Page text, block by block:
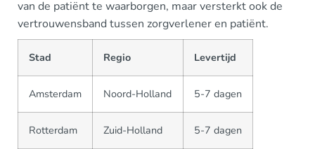
van de patiënt te waarborgen, maar versterkt ook de
vertrouwensband tussen zorgverlener en patiënt.
Stad Regio Levertijd
Amsterdam Noord-Holland 5-7 dagen
Rotterdam Zuid-Holland 5-7 dagen